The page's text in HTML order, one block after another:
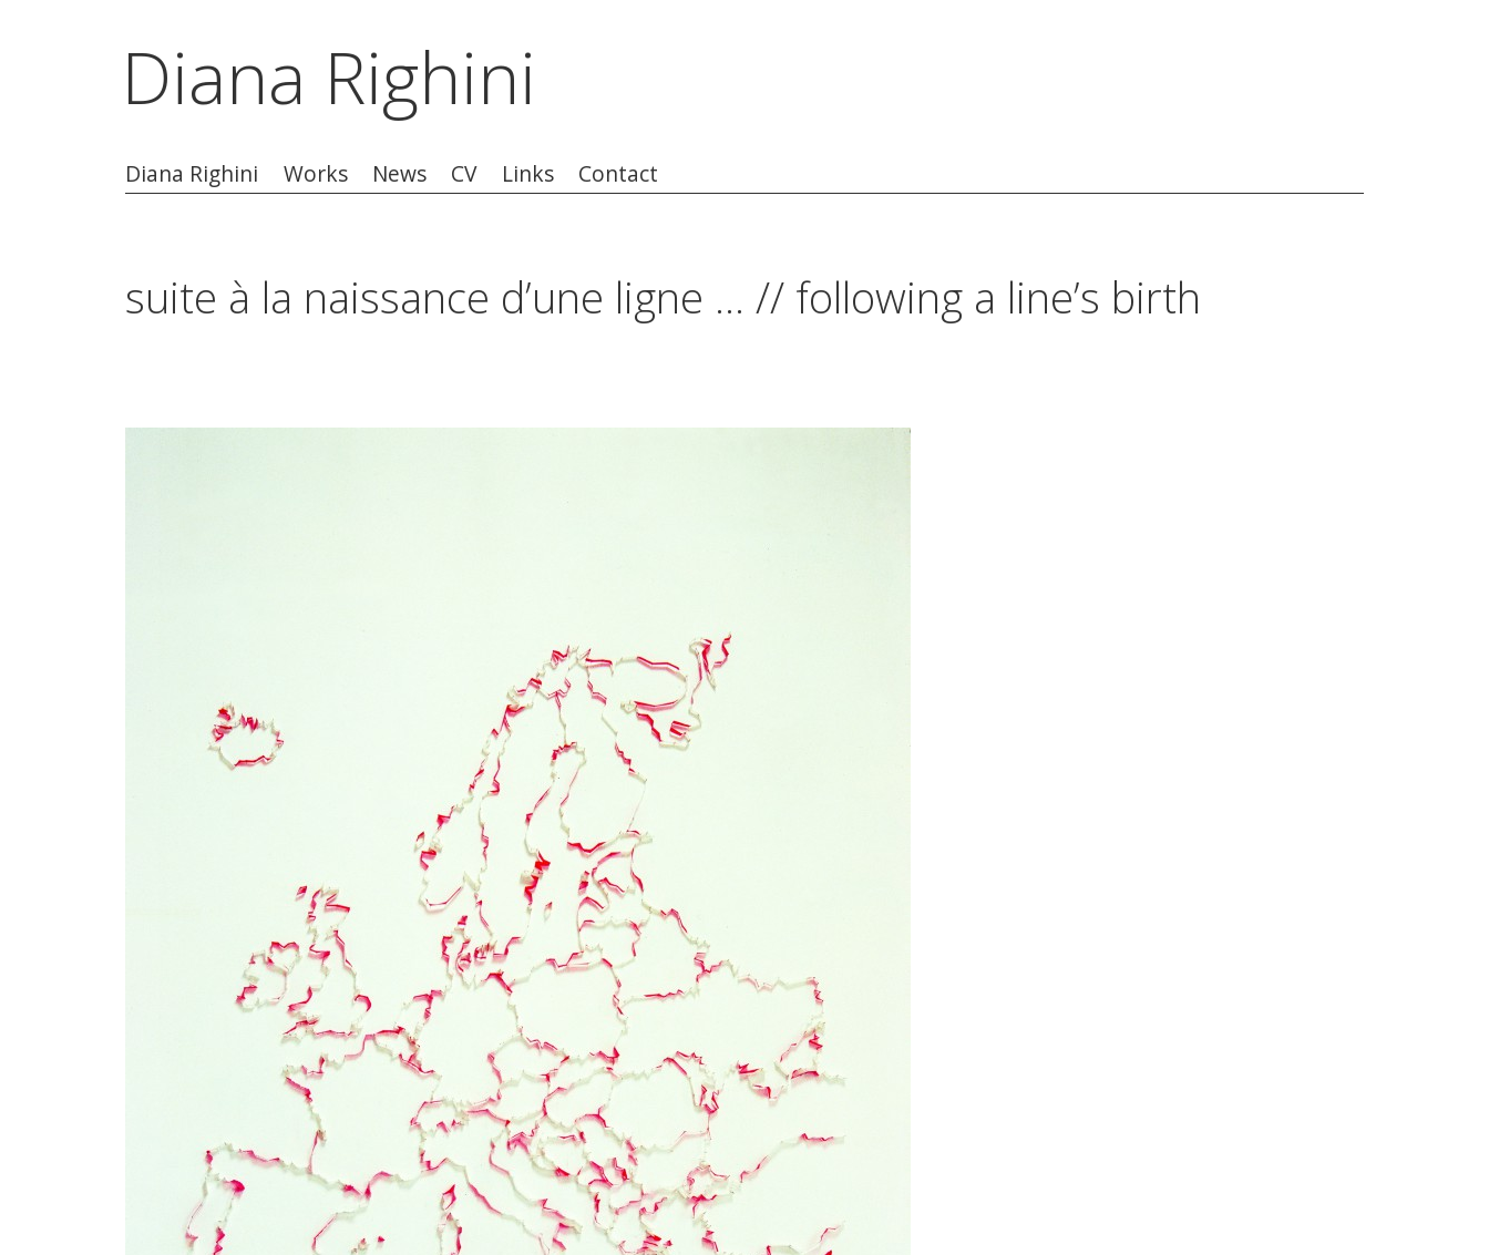
Diana Righini
Diana Righini Works News CV Links Contact
suite à la naissance d’une ligne … // following a line’s birth